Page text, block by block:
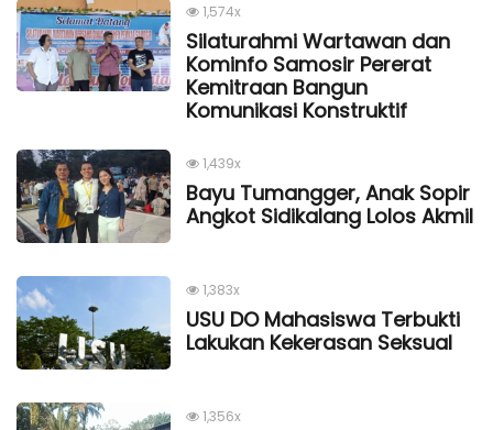
1,574x
Silaturahmi Wartawan dan
Kominfo Samosir Pererat
Kemitraan Bangun
Komunikasi Konstruktif
1,439x
Bayu Tumangger, Anak Sopir
Angkot Sidikalang Lolos Akmil
1,383x
USU DO Mahasiswa Terbukti
Lakukan Kekerasan Seksual
1,356x